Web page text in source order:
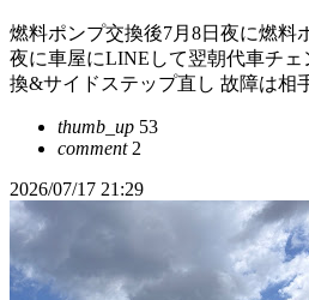
燃料ポンプ交換後7月8日夜に燃料
夜に車屋にLINEして翌朝代車チェ
換&サイドステップ直し 故障は相
thumb_up 53
comment2
2026/07/17 21:29